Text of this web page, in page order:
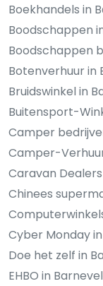
Boekhandels in
Boodschappen
Boodschappen
Botenverhuur in
Bruidswinkel in
Buitensport-
Camper
Camper-
Caravan
Chinees
Cyber Monday
Doe het zelf in
EHBO in